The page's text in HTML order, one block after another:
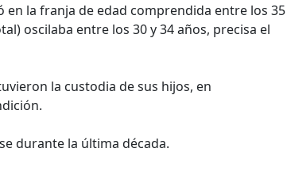
en la franja de edad comprendida entre los 35
oscilaba entre los 30 y 34 años, precisa el
la custodia de sus hijos, en
durante la última década.